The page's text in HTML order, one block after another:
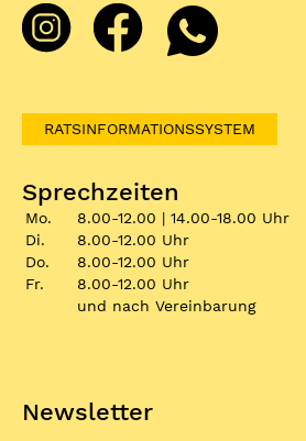
RATSINFORMATIONSSYSTEM
Sprechzeiten
Mo.
8.00-12.00 | 14.00-18.00 Uhr
Di.
8.00-12.00 Uhr
Do.
8.00-12.00 Uhr
Fr.
8.00-12.00 Uhr
und nach Vereinbarung
Newsletter